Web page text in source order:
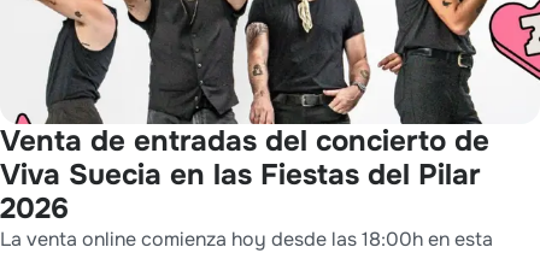
Venta de entradas del concierto de
Viva Suecia en las Fiestas del Pilar
2026
La venta online comienza hoy desde las 18:00h en esta